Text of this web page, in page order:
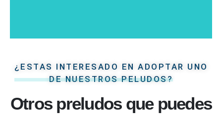
¿ESTAS INTERESADO EN ADOPTAR UNO
DE NUESTROS PELUDOS?
Otros preludos que puedes